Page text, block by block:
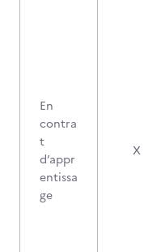
En
contra
t
d’appr
entissa
ge
X